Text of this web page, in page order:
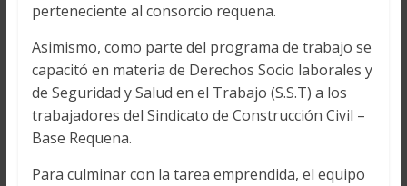
perteneciente al consorcio requena.
Asimismo, como parte del programa de trabajo se
capacitó en materia de Derechos Socio laborales y
de Seguridad y Salud en el Trabajo (S.S.T) a los
trabajadores del Sindicato de Construcción Civil –
Base Requena.
Para culminar con la tarea emprendida, el equipo